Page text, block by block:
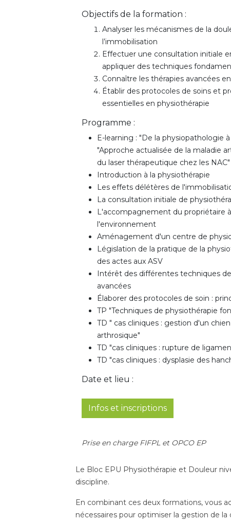
Objectifs de la formation :
Analyser les mécanismes de la
l’immobilisation
Effectuer une consultation initiale
appliquer des techniques
Connaître les thérapies avancées
Établir des protocoles de soins et
essentielles en physiothérapie
Programme :
E-learning : "De la physiopathologie à
"Approche actualisée de la maladie
du laser thérapeutique chez les NAC"
Introduction à la physiothérapie
Les effets délétères de
La consultation initiale de
L'accompagnement du propriétaire
l'environnement
Aménagement d'un centre de
Législation de la pratique de la
des actes aux ASV
Intérêt des différentes techniques
avancées
Élaborer des protocoles de soin :
TP "Techniques de physiothérapie
TD " cas cliniques : gestion d'un
arthrosique"
TD "cas cliniques : rupture de
TD "cas cliniques : dysplasie des
Date et lieu :
Infos et inscriptions
Prise en charge FIFPL et OPCO EP
Le Bloc EPU Physiothérapie et Douleur
discipline.
En combinant ces deux formations, vous
nécessaires pour optimiser la gestion de